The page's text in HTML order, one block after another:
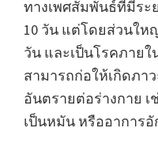
ทางเพศสัมพันธ์ที่มีระ
10 วัน แต่โดยส่วนใ
วัน และเป็นโรคภาย
สามารถก่อให้เกิดภา
อันตรายต่อร่างกาย
เป็นหมัน หรืออาการอั